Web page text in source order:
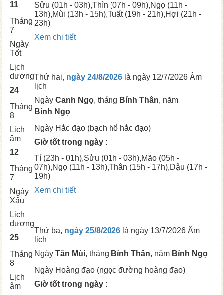
11
Tháng
7
Ngày
Tốt
Sửu (01h - 03h),Thìn (07h - 09h),Ngọ (11h -
13h),Mùi (13h - 15h),Tuất(19h - 21h),Hợi (21h -
23h)
Xem chi tiết
Lịch
dương
24
Tháng
8
Lịch
âm
12
Tháng
7
Ngày
Xấu
Thứ hai, ngày 24/8/2026 là ngày 12/7/2026 Âm
lịch
Ngày Canh Ngọ, tháng Bính Thân, năm
Bính Ngọ
Ngày Hắc đạo (bạch hổ hắc đạo)
Giờ tốt trong ngày :
Tí (23h - 01h),Sửu (01h - 03h),Mão (05h -
07h),Ngọ (11h - 13h),Thân (15h - 17h),Dậu (17h -
19h)
Xem chi tiết
Lịch
dương
25
Tháng
8
Lịch
âm
Thứ ba, ngày 25/8/2026 là ngày 13/7/2026 Âm
lịch
Ngày Tân Mùi, tháng Bính Thân, năm Bính Ngọ
Ngày Hoàng đạo (ngọc đường hoàng đạo)
Giờ tốt trong ngày :